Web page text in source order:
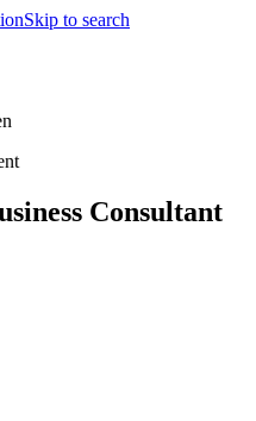
Skip to search
Consultant